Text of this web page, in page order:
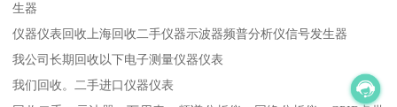
生器
仪器仪表回收上海回收二手仪器示波器频普分析仪信号发生器
我公司长期回收以下电子测量仪器仪表
我们回收。二手进口仪器仪表